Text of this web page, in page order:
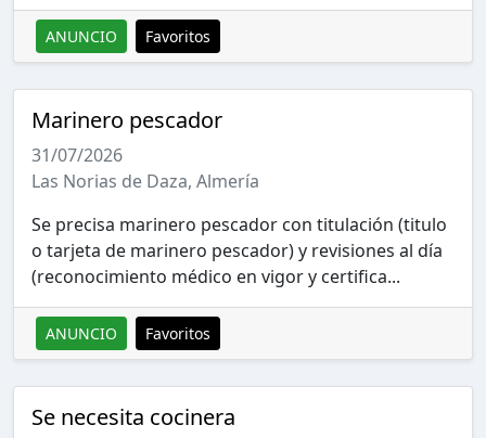
ANUNCIO Favoritos
Marinero pescador
31/07/2026
Las Norias de Daza, Almería
Se precisa marinero pescador con titulación (titulo
o tarjeta de marinero pescador) y revisiones al día
(reconocimiento médico en vigor y certifica...
ANUNCIO Favoritos
Se necesita cocinera